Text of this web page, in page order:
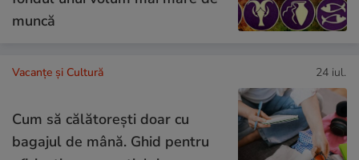
muncă
Vacanțe și Cultură 24 iul.
Cum să călătoreşti doar cu
bagajul de mână. Ghid pentru